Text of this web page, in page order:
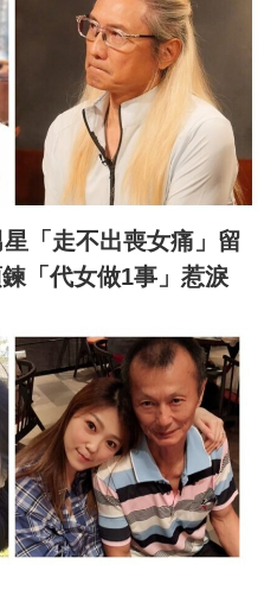
「走不出喪女痛」留
「代女做1事」惹淚